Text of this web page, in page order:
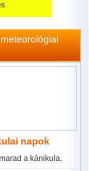
napok
a kánikula.